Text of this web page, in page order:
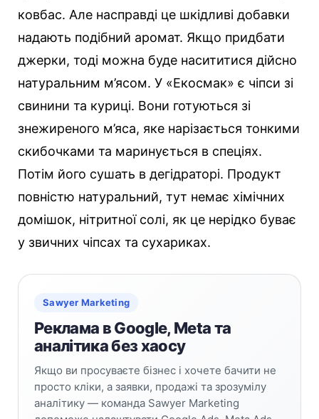
ковбас. Але насправді це шкідливі добавки
надають подібний аромат. Якщо придбати
джерки, тоді можна буде насититися дійсно
натуральним м’ясом. У «Екосмак» є чіпси зі
свинини та куриці. Вони готуються зі
знежиреного м’яса, яке нарізається тонкими
скибочками та маринується в спеціях.
Потім його сушать в дегідраторі. Продукт
повністю натуральний, тут немає хімічних
домішок, нітритної солі, як це нерідко буває
у звичних чіпсах та сухариках.
Sawyer Marketing
Реклама в Google, Meta та
аналітика без хаосу
Якщо ви просуваєте бізнес і хочете бачити не
просто кліки, а заявки, продажі та зрозумілу
аналітику — команда Sawyer Marketing